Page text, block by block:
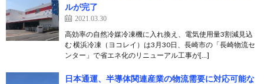
ルが完了
2021.03.30
高効率の自然冷媒冷凍機に入れ換え、電気使用量3割減見込
む 横浜冷凍（ヨコレイ）は3月30日、長崎市の「長崎物流セ
ンター」で省エネ化のリニューアル工事が[…]
日本通運、半導体関連産業の物流需要に対応可能な